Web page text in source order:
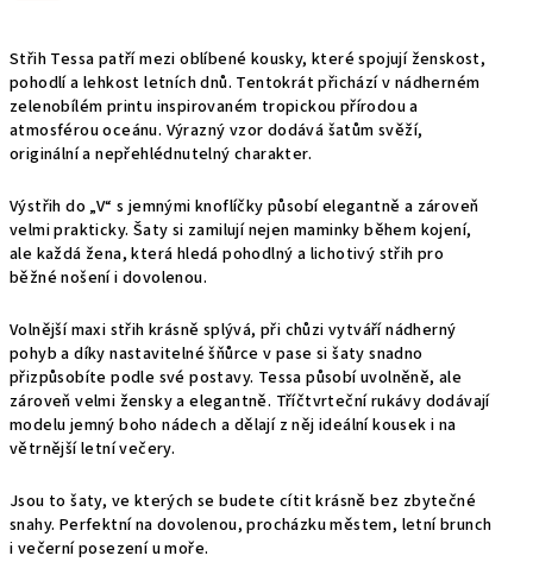
Střih Tessa patří mezi oblíbené kousky, které spojují ženskost,
pohodlí a lehkost letních dnů. Tentokrát přichází v nádherném
zelenobílém printu inspirovaném tropickou přírodou a
atmosférou oceánu. Výrazný vzor dodává šatům svěží,
originální a nepřehlédnutelný charakter.
Výstřih do „V“ s jemnými knoflíčky působí elegantně a zároveň
velmi prakticky. Šaty si zamilují nejen maminky během kojení,
ale každá žena, která hledá pohodlný a lichotivý střih pro
běžné nošení i dovolenou.
Volnější maxi střih krásně splývá, při chůzi vytváří nádherný
pohyb a díky nastavitelné šňůrce v pase si šaty snadno
přizpůsobíte podle své postavy. Tessa působí uvolněně, ale
zároveň velmi žensky a elegantně. Tříčtvrteční rukávy dodávají
modelu jemný boho nádech a dělají z něj ideální kousek i na
větrnější letní večery.
Jsou to šaty, ve kterých se budete cítit krásně bez zbytečné
snahy. Perfektní na dovolenou, procházku městem, letní brunch
i večerní posezení u moře.